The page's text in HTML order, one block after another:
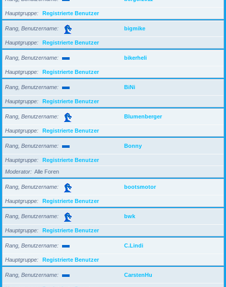
Hauptgruppe Registrierte Benutzer
Rang, Benutzername bigmike
Hauptgruppe Registrierte Benutzer
Rang, Benutzername bikerheli
Hauptgruppe Registrierte Benutzer
Rang, Benutzername BiNi
Hauptgruppe Registrierte Benutzer
Rang, Benutzername Blumenberger
Hauptgruppe Registrierte Benutzer
Rang, Benutzername Bonny
Hauptgruppe
Registrierte Benutzer
Moderator
Alle Foren
Rang, Benutzername bootsmotor
Hauptgruppe Registrierte Benutzer
Rang, Benutzername bwk
Hauptgruppe Registrierte Benutzer
Rang, Benutzername C.Lindi
Hauptgruppe Registrierte Benutzer
Rang, Benutzername CarstenHu